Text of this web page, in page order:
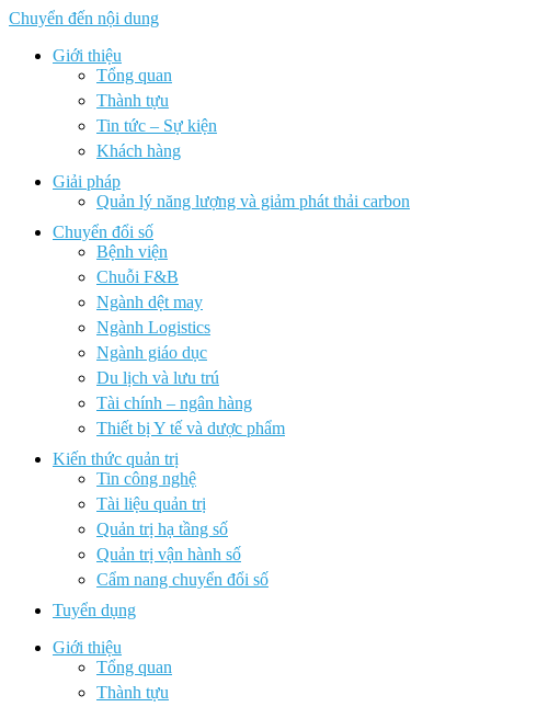
Chuyển đến nội dung
Giới thiệu
Tổng quan
Thành tựu
Tin tức – Sự kiện
Khách hàng
Giải pháp
Quản lý năng lượng và giảm phát thải carbon
Chuyển đổi số
Bệnh viện
Chuỗi F&B
Ngành dệt may
Ngành Logistics
Ngành giáo dục
Du lịch và lưu trú
Tài chính – ngân hàng
Thiết bị Y tế và dược phẩm
Kiến thức quản trị
Tin công nghệ
Tài liệu quản trị
Quản trị hạ tầng số
Quản trị vận hành số
Cẩm nang chuyển đổi số
Tuyển dụng
Giới thiệu
Tổng quan
Thành tựu